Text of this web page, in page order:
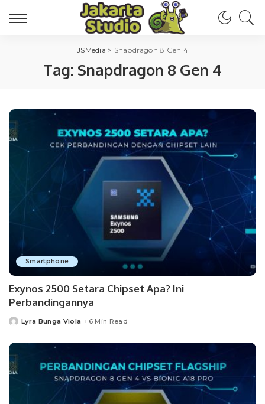
JSMedia > Snapdragon 8 Gen 4
Tag: Snapdragon 8 Gen 4
Smartphone
Exynos 2500 Setara Chipset Apa? Ini
Perbandingannya
PostedLyra Bunga Viola 6 Min Read